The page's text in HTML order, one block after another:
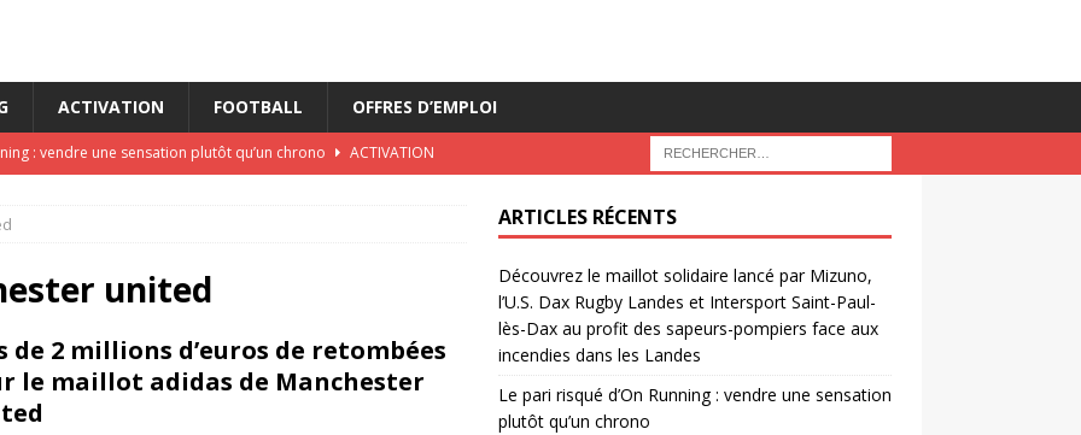
ACTIVATION FOOTBALL OFFRES D’EMPLOI
: vendre une sensation plutôt qu’un chrono
ACTIVATION
: qui gagne vraiment
FOOTBALL
lancé par Mizuno, l’U.S. Dax Rugby Landes et Intersport
face aux incendies dans les Landes
united
de 2 millions d’euros de retombées
le maillot adidas de Manchester
ARTICLES RÉCENTS
Découvrez le maillot solidaire lancé par Mizuno,
l’U.S. Dax Rugby Landes et Intersport Saint-Paul-
lès-Dax au profit des sapeurs-pompiers face aux
incendies dans les Landes
Le pari risqué d’On Running : vendre une sensation
plutôt qu’un chrono